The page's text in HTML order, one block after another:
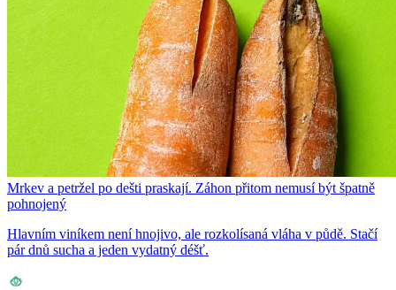
Mrkev a petržel po dešti praskají. Záhon přitom nemusí být špatně
pohnojený
Hlavním viníkem není hnojivo, ale rozkolísaná vláha v půdě. Stačí
pár dnů sucha a jeden vydatný déšť.